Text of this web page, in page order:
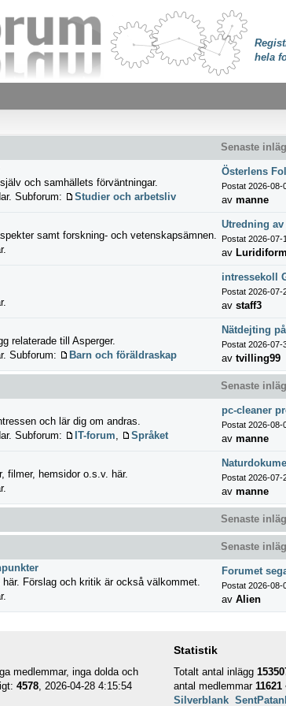
hela
Senaste
och samhällets förväntningar.
Subforum: Studier och arbetsliv
Österlens
Postat 2026-08-
avmanne
samt forskning- och vetenskapsämnen.
Utredning
Postat 2026-07-
av
intressekoll
Postat 2026-07-
avstaff3
relaterade till Asperger.
Subforum: Barn och föräldraskap
Nätdejting
Postat 2026-07-
avtvilling99
Senaste
och lär dig om andras.
Subforum: IT-forum, Språket
pc-cleaner
Postat 2026-08-
avmanne
filmer, hemsidor o.s.v. här.
Postat 2026-07-
avmanne
Senaste
Senaste
här. Förslag och kritik är också välkommet.
Forumet
Postat 2026-08-
avAlien
medlemmar, inga dolda och
4578, 2026-04-28 4:15:54
Statistik
Totalt antal inlägg
antal medlemmar11621
Silverblank